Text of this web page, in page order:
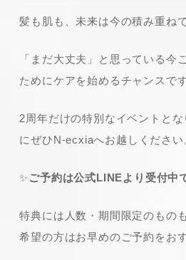
髪も肌も、未来は今の積み重ね
「まだ大丈夫」と思っている今
ためにケアを始めるチャンスです
2周年だけの特別なイベントと
にぜひN-ecxiaへお越しください
✨ご予約は公式LINEより受付中
特典には人数・期間限定のもの
希望の方はお早めのご予約をお